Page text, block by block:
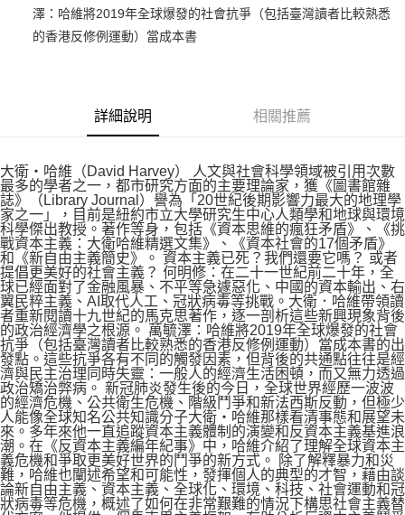
每筆NT$60，滿NT$499(含以上)免運費
宅配
澤：哈維將2019年全球爆發的社會抗爭（包括臺灣讀者比較熟悉
的香港反修例運動）當成本書
詳細說明 相關推薦
大衛‧哈維（David Harvey） 人文與社會科學領域被引用次數
最多的學者之一，都市研究方面的主要理論家，獲《圖書館雜
誌》（Library Journal）譽為「20世紀後期影響力最大的地理學
家之一」，目前是紐約市立大學研究生中心人類學和地球與環境
科學傑出教授。著作等身，包括《資本思維的瘋狂矛盾》、《挑
戰資本主義：大衛哈維精選文集》、《資本社會的17個矛盾》
和《新自由主義簡史》。 資本主義已死？我們還要它嗎？ 或者
提倡更美好的社會主義？ 何明修：在二十一世紀前二十年，全
球已經面對了金融風暴、不平等急遽惡化、中國的資本輸出、右
翼民粹主義、AI取代人工、冠狀病毒等挑戰。大衛．哈維帶領讀
者重新閱讀十九世紀的馬克思著作，逐一剖析這些新興現象背後
的政治經濟學之根源。 萬毓澤：哈維將2019年全球爆發的社會
抗爭（包括臺灣讀者比較熟悉的香港反修例運動）當成本書的出
發點。這些抗爭各有不同的觸發因素，但背後的共通點往往是經
濟與民主治理同時失靈：一般人的經濟生活困頓，而又無力透過
政治矯治弊病。 新冠肺炎發生後的今日，全球世界經歷一波波
的經濟危機、公共衛生危機、階級鬥爭和新法西斯反動，但極少
人能像全球知名公共知識分子大衛‧哈維那樣看清事態和展望未
來。多年來他一直追蹤資本主義體制的演變和反資本主義基進浪
潮。在《反資本主義編年紀事》中，哈維介紹了理解全球資本主
義危機和爭取更美好世界的鬥爭的新方式。 除了解釋暴力和災
難，哈維也闡述希望和可能性，發揮個人的典型的才智，藉由談
論新自由主義、資本主義、全球化、環境、科技、社會運動和冠
狀病毒等危機，概述了如何在非常艱難的情況下構思社會主義替